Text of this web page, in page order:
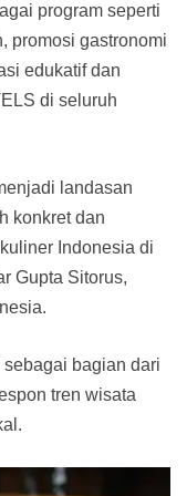
program seperti
promosi gastronomi
edukatif dan
di seluruh
landasan
konkret dan
Indonesia di
Gupta Sitorus,
bagian dari
tren wisata